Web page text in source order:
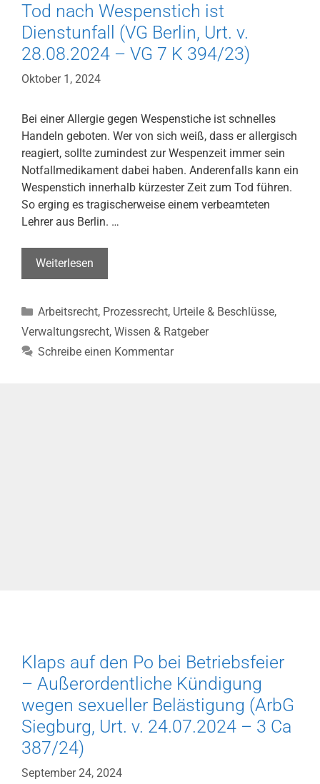
Tod nach Wespenstich ist
Dienstunfall (VG Berlin, Urt. v.
28.08.2024 – VG 7 K 394/23)
Oktober 1, 2024
Bei einer Allergie gegen Wespenstiche ist schnelles
Handeln geboten. Wer von sich weiß, dass er allergisch
reagiert, sollte zumindest zur Wespenzeit immer sein
Notfallmedikament dabei haben. Anderenfalls kann ein
Wespenstich innerhalb kürzester Zeit zum Tod führen.
So erging es tragischerweise einem verbeamteten
Lehrer aus Berlin. …
Weiterlesen
nach
ist
Dienstunfall
(VG
Kategorien
Arbeitsrecht, Prozessrecht, Urteile & Beschlüsse,
Verwaltungsrecht, Wissen & Ratgeber
Schreibe einen Kommentar
Klaps auf den Po bei Betriebsfeier
– Außerordentliche Kündigung
wegen sexueller Belästigung (ArbG
Siegburg, Urt. v. 24.07.2024 – 3 Ca
387/24)
September 24, 2024